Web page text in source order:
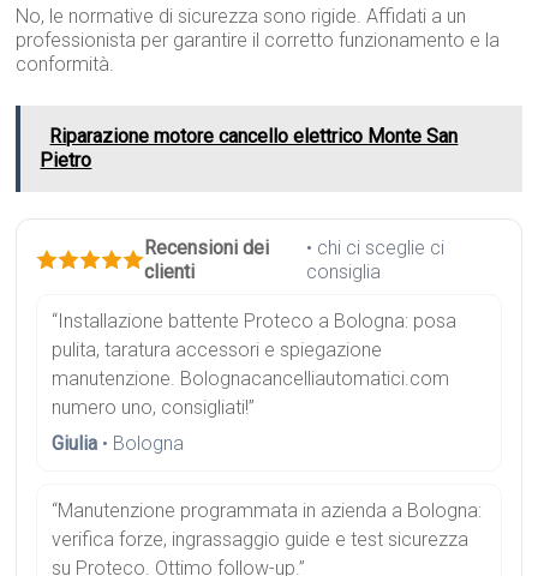
No, le normative di sicurezza sono rigide. Affidati a un
professionista per garantire il corretto funzionamento e la
conformità.
Riparazione motore cancello elettrico Monte San
Pietro
Recensioni dei
clienti
• chi ci sceglie ci
consiglia
“Installazione battente Proteco a Bologna: posa
pulita, taratura accessori e spiegazione
manutenzione. Bolognacancelliautomatici.com
numero uno, consigliati!”
Giulia • Bologna
“Manutenzione programmata in azienda a Bologna:
verifica forze, ingrassaggio guide e test sicurezza
su Proteco. Ottimo follow-up.”